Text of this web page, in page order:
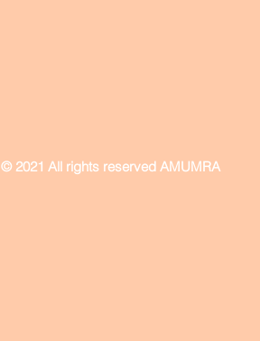
© 2021 All rights reserved AMUMRA